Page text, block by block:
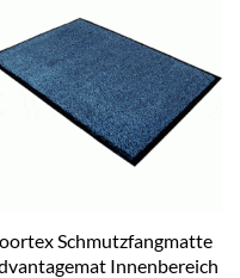
Schmutzfangmatte
Innenbereich